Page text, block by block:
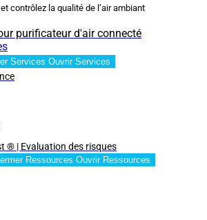
contrôlez la qualité de l’air ambiant
purificateur d'air connecté
Services Ouvrir Services
® | Evaluation des risques
Ressources Ouvrir Ressources